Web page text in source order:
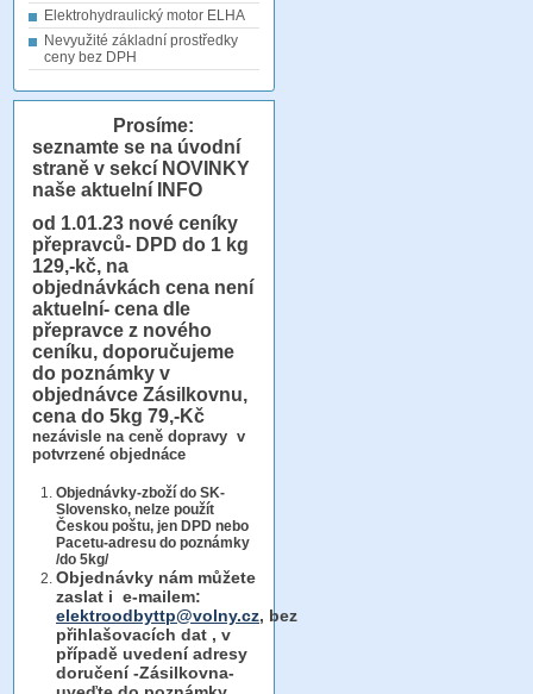
Elektrohydraulický motor ELHA
Nevyužité základní prostředky
ceny bez DPH
Prosíme:
seznamte se na úvodní
straně v sekcí NOVINKY
naše aktuelní INFO
od 1.01.23 nové ceníky
přepravců- DPD do 1 kg
129,-kč, na
objednávkách cena není
aktuelní- cena dle
přepravce z nového
ceníku, doporučujeme
do poznámky v
objednávce Zásilkovnu,
cena do 5kg 79,-Kč
nezávisle na ceně dopravy v
potvrzené objednáce
Objednávky-zboží do SK-
Slovensko, nelze použít
Českou poštu, jen DPD nebo
Pacetu-adresu do poznámky
/do 5kg/
Objednávky nám můžete
zaslat i e-mailem:
elektroodbyttp@volny.cz, bez
přihlašovacích dat , v
případě uvedení adresy
doručení -Zásilkovna-